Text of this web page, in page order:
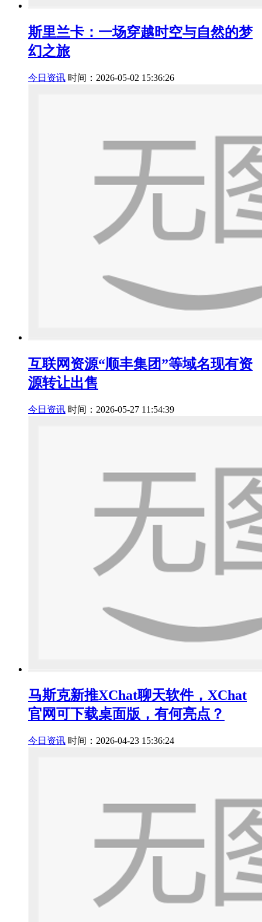
斯里兰卡：一场穿越时空与自然的梦
幻之旅
今日资讯 时间：2026-05-02 15:36:26
互联网资源“顺丰集团”等域名现有资
源转让出售
今日资讯 时间：2026-05-27 11:54:39
马斯克新推XChat聊天软件，XChat
官网可下载桌面版，有何亮点？
今日资讯 时间：2026-04-23 15:36:24